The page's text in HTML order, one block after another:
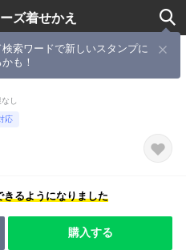
ズ着せかえ
検索ワードで新しいスタンプに
も！
- コーヒー豆 -
し
応
るようになりました
購入する